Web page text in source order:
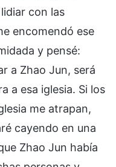
con las
encomendó ese
y pensé:
a Zhao Jun, será
a esa iglesia. Si los
me atrapan,
cayendo en una
Zhao Jun había